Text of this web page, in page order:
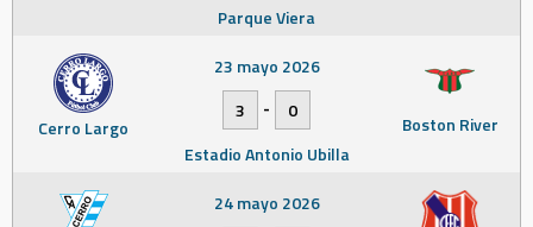
Parque Viera
Cerro Largo Boston River
23 mayo 2026
3
-
0
Estadio Antonio Ubilla
24 mayo 2026